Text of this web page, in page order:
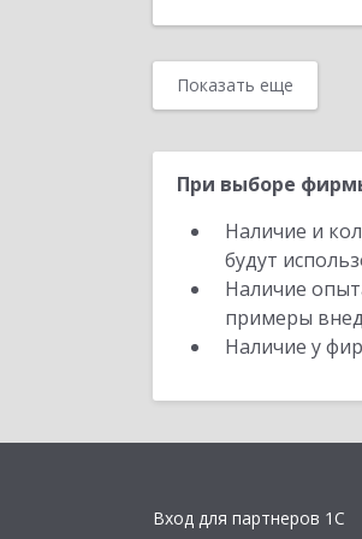
Показать еще
При выборе
Наличие и
будут
Наличие
примеры
Наличие у
Вход для партнеров 1С